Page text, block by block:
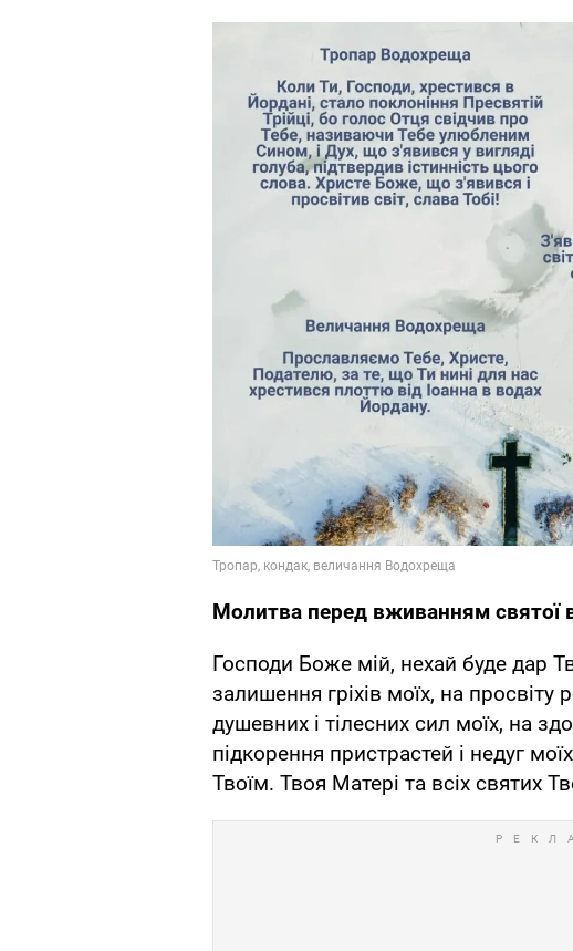
Молитва перед вживанням святої
Господи Боже мій, нехай буде дар
залишення гріхів моїх, на
душевних і тілесних сил моїх, на
підкорення пристрастей і недуг
Твоїм. Твоя Матері та всіх святих